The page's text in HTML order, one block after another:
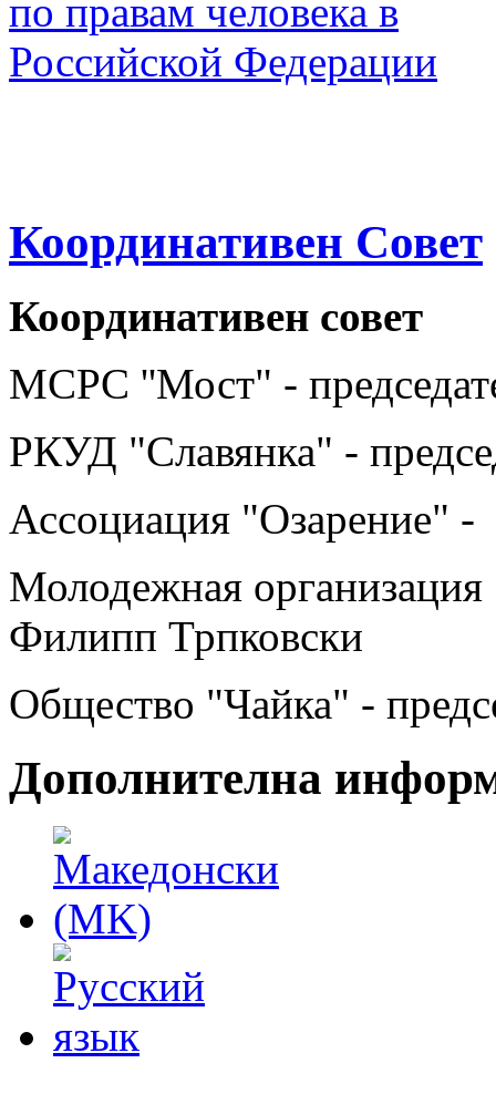
Координативен Совет
Координативен совет
МCРC ''Мост" -
РКУД "Славянка" -
Ассоциация "Озарение" -
Молодежная
Филипп Трпковски
Общество "Чайка" -
Дополнителна